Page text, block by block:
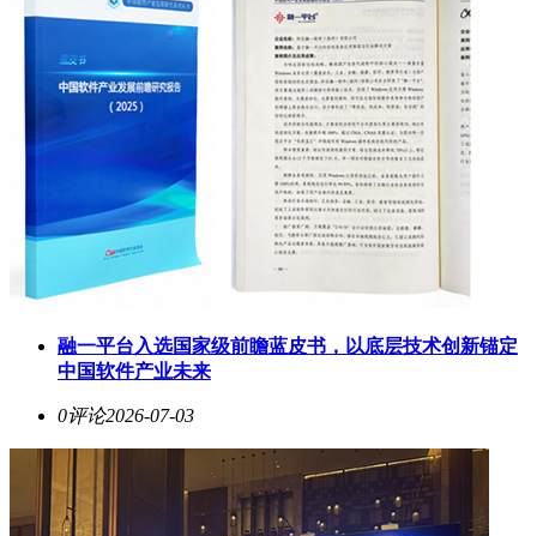
融一平台入选国家级前瞻蓝皮书，以底层技术创新锚定
中国软件产业未来
0评论2026-07-03